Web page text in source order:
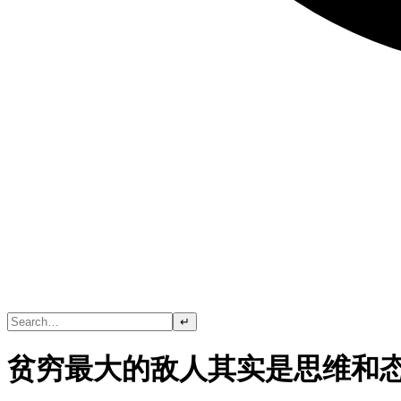
↵
贫穷最大的敌人其实是思维和